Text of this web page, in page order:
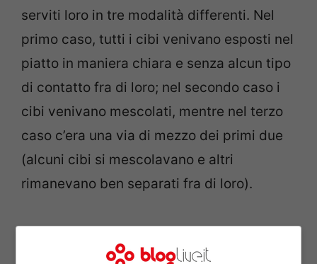
serviti loro in tre modalità differenti. Nel
primo caso, tutti i cibi venivano esposti nel
piatto in maniera chiara e senza alcun tipo
di contatto fra di loro; nel secondo caso i
cibi venivano mescolati, mentre nel terzo
caso c’era una via di mezzo dei primi due
(alcuni cibi si mescolavano e altri
rimanevano ben separati fra di loro).